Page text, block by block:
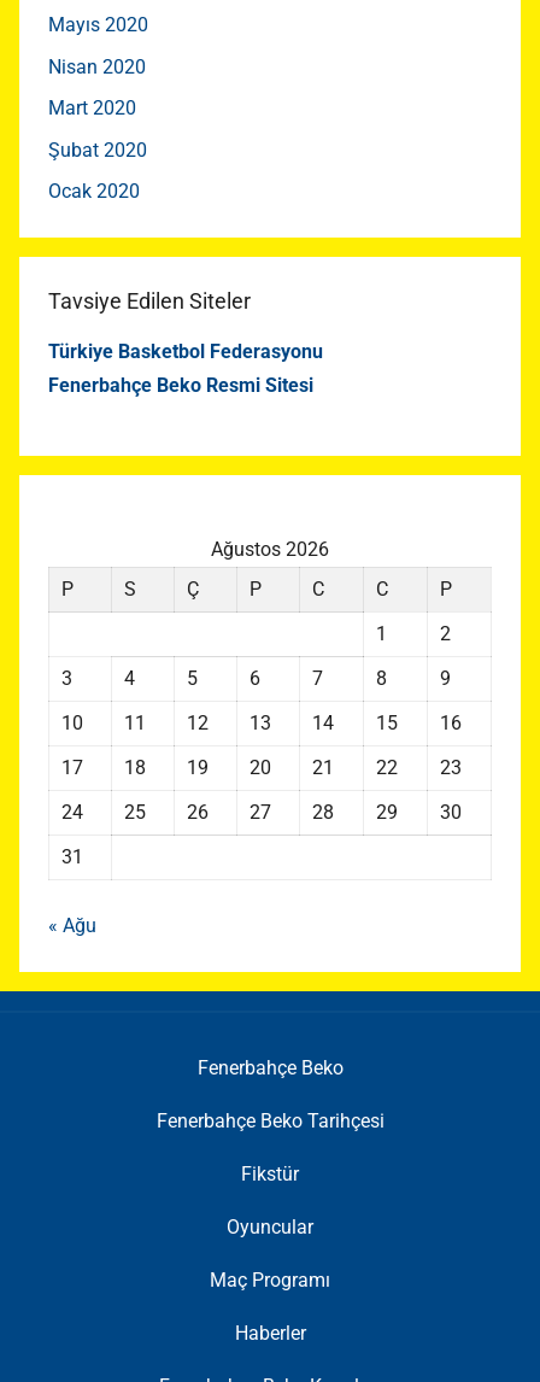
Mayıs 2020
Nisan 2020
Mart 2020
Şubat 2020
Ocak 2020
Tavsiye Edilen Siteler
Türkiye Basketbol Federasyonu
Fenerbahçe Beko Resmi Sitesi
Ağustos 2026
P
S Ç P C C
P
1
2
3
4 5 6 7 8
9
10
11 12 13 14 15
16
17
18 19 20 21 22
23
24
25 26 27 28 29
30
31
« Ağu
Fenerbahçe Beko
Fenerbahçe Beko Tarihçesi
Fikstür
Oyuncular
Maç Programı
Haberler